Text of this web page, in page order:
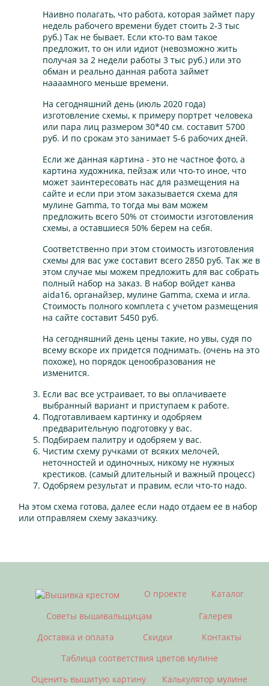
Наивно полагать, что работа, которая займет пару
недель рабочего времени будет стоить 2-3 тыс
руб.) Так не бывает. Если кто-то вам такое
предложит, то он или идиот (невозможно жить
получая за 2 недели работы 3 тыс руб.) или это
обман и реально данная работа займет
наааамного меньше времени.
На сегодняшний день (июль 2020 года)
изготовление схемы, к примеру портрет человека
или пара лиц размером 30*40 см. составит 5700
руб. И по срокам это занимает 5-6 рабочих дней.
Если же данная картина - это не частное фото, а
картина художника, пейзаж или что-то иное, что
может заинтересовать нас для размещения на
сайте и если при этом заказывается схема для
мулине Gamma, то тогда мы вам можем
предложить всего 50% от стоимости изготовления
схемы, а оставшиеся 50% берем на себя.
Соответственно при этом стоимость изготовления
схемы для вас уже составит всего 2850 руб. Так же в
этом случае мы можем предложить для вас собрать
полный набор на заказ. В набор войдет канва
aida16, органайзер, мулине Gamma, схема и игла.
Стоимость полного комплета с учетом размещения
на сайте составит 5450 руб.
На сегодняшний день цены такие, но увы, судя по
всему вскоре их придется поднимать. (очень на это
похоже), но порядок ценообразования не
изменится.
Если вас все устраивает, то вы оплачиваете
выбранный вариант и приступаем к работе.
Подготавливаем картинку и одобряем
предварительную подготовку у вас.
Подбираем палитру и одобряем у вас.
Чистим схему ручками от всяких мелочей,
неточностей и одиночных, никому не нужных
крестиков. (самый длительный и важный процесс)
Одобряем результат и правим, если что-то надо.
На этом схема готова, далее если надо отдаем ее в набор
или отправляем схему заказчику.
О проекте
Каталог
Советы вышивальщицам
Галерея
Доставка и оплата
Скидки
Контакты
Таблица соответствия цветов мулине
Оценить вышитую картину
Калькулятор мулине